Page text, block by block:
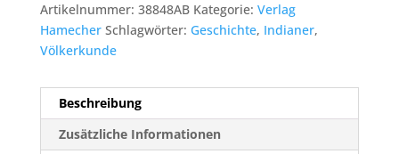
Artikelnummer: 38848AB Kategorie: Verlag
Hamecher Schlagwörter: Geschichte, Indianer,
Völkerkunde
Beschreibung
Zusätzliche Informationen